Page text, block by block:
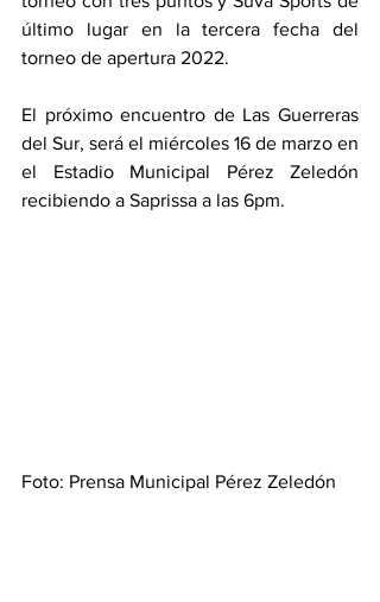
último lugar en la tercera fecha del
torneo de apertura 2022.
El próximo encuentro de Las Guerreras
del Sur, será el miércoles 16 de marzo en
el Estadio Municipal Pérez Zeledón
recibiendo a Saprissa a las 6pm.
Foto: Prensa Municipal Pérez Zeledón